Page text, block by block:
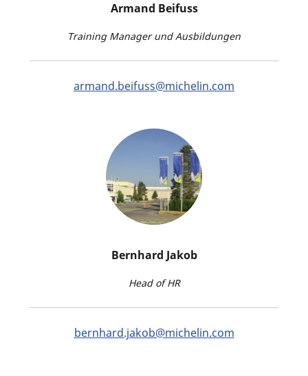
Armand Beifuss
Training Manager und Ausbildungen
armand.beifuss@michelin.com
Bernhard Jakob
Head of HR
bernhard.jakob@michelin.com